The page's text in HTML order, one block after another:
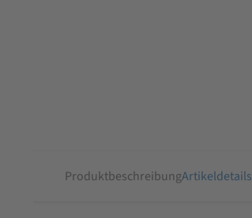
ProduktbeschreibungArtikeldetails